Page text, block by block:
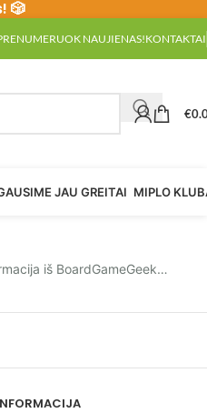
🎲
NAUJIENAS!KONTAKTAI
€
JAU GREITAI MIPLO
iš BoardGameGeek…